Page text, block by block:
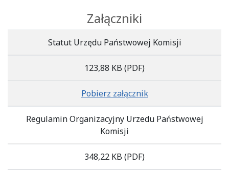
Załączniki
Statut Urzędu Państwowej Komisji
123,88 KB (PDF)
Pobierz załącznik
Regulamin Organizacyjny Urzedu Państwowej
Komisji
348,22 KB (PDF)